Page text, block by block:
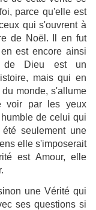
parce qu'elle est
qui s'ouvrent à
de Noël. Il en fut
est encore ainsi
de Dieu est un
mais qui en
monde, s'allume
voir par les yeux
de celui qui
seulement une
elle s'imposerait
est Amour, elle
une Vérité qui
ses questions si